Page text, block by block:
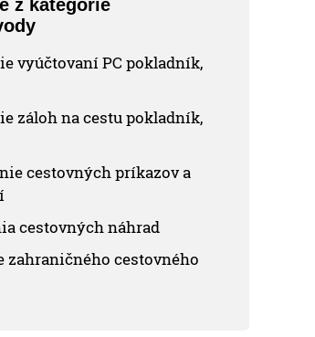
z kategórie
vyúčtovaní PC pokladník,
záloh na cestu pokladník,
cestovných príkazov a
cestovných náhrad
zahraničného cestovného